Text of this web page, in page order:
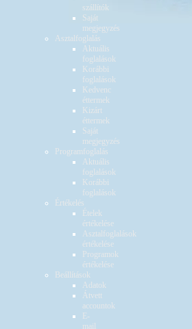
szállítók
Saját
megjegyzés
Asztalfoglalás
Aktuális
foglalások
Korábbi
foglalások
Kedvenc
éttermek
Kizárt
éttermek
Saját
megjegyzés
Programfoglalás
Aktuális
foglalások
Korábbi
foglalások
Értékelés
Ételek
értékelése
Asztalfoglalások
értékelése
Programok
értékelése
Beállítások
Adatok
Átvett
accountok
E-
mail